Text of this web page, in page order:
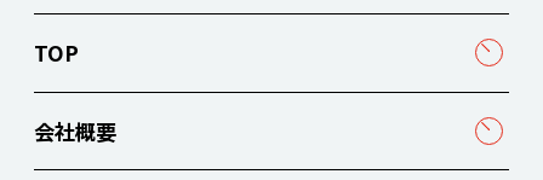
TOP
会社概要